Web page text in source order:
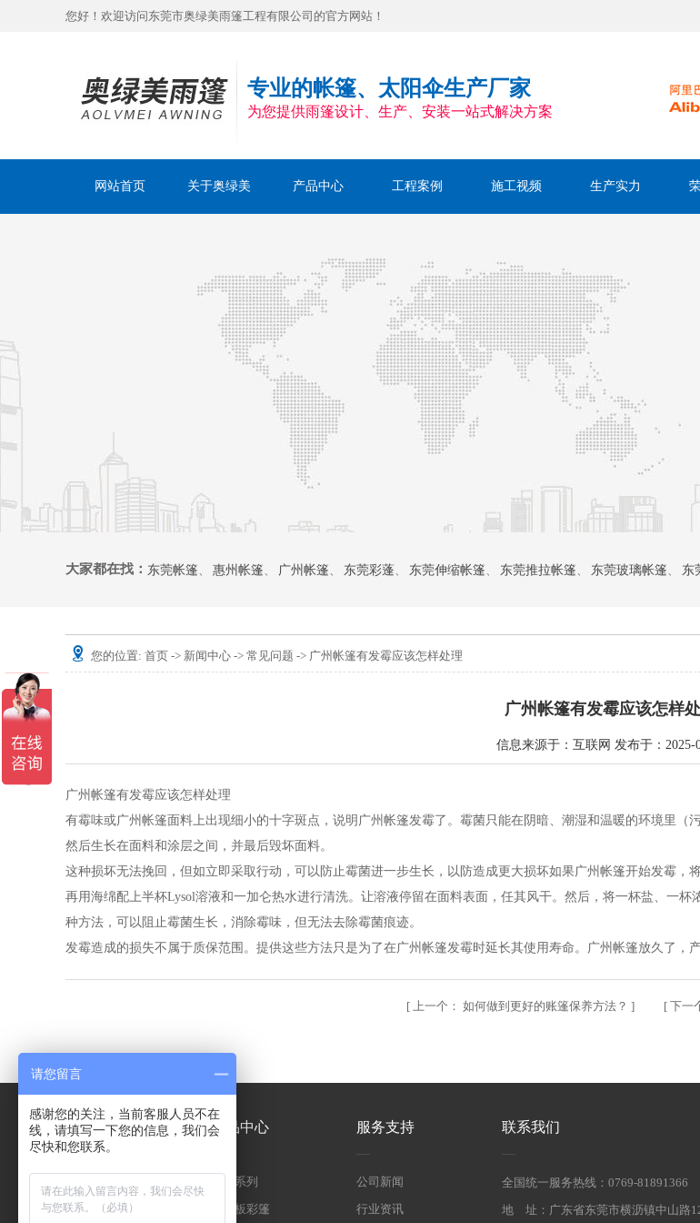
您好！欢迎访问东莞市奥绿美雨篷工程有限公司的官方网站！
专业的帐篷、太阳伞生产厂家
为您提供雨篷设计、生产、安装一站式解决方案
网站首页 关于奥绿美 产品中心 工程案例 施工视频 生产实力
大家都在找： 东莞帐篷、 惠州帐篷、 广州帐篷、 东莞彩蓬、 东莞伸缩帐篷、 东莞推拉帐篷、 东莞玻璃帐篷、 东
您的位置: 首页 -> 新闻中心 -> 常见问题 -> 广州帐篷有发霉应该怎样处理
广州帐篷有发霉应该怎样
信息来源于：互联网 发布于：2025-
广州帐篷有发霉应该怎样处理
有霉味或广州帐篷面料上出现细小的十字斑点，说明广州帐篷发霉了。霉菌只能在阴暗、潮湿和温暖的环境里（
然后生长在面料和涂层之间，并最后毁坏面料。
这种损坏无法挽回，但如立即采取行动，可以防止霉菌进一步生长，以防造成更大损坏如果广州帐篷开始发霉，
再用海绵配上半杯Lysol溶液和一加仑热水进行清洗。让溶液停留在面料表面，任其风干。然后，将一杯盐、一
种方法，可以阻止霉菌生长，消除霉味，但无法去除霉菌痕迹。
发霉造成的损失不属于质保范围。提供这些方法只是为了在广州帐篷发霉时延长其使用寿命。广州帐篷放久了，
[ 上一个： 如何做到更好的账篷保养方法？ ] [ 下一
关于奥绿美
荣誉资质
产品中心
彩蓬系列
阳光板彩篷
服务支持
公司新闻
行业资讯
联系我们
全国统一服务热线：0769-81891366
地 址：广东省东莞市横沥镇中山路
请您留言
感谢您的关注，当前客服人员不在
线，请填写一下您的信息，我们会
尽快和您联系。